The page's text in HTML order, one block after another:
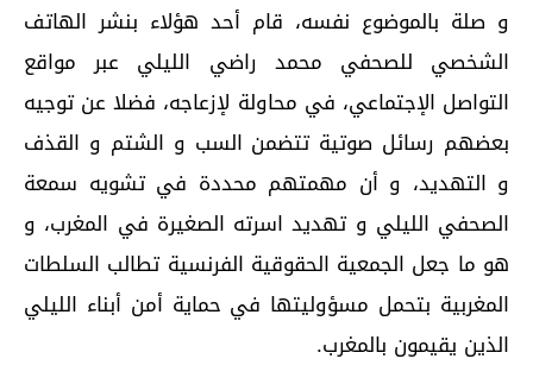
و صلة بالموضوع نفسه، قام أحد هؤلاء بنشر الهاتف
الشخصي للصحفي محمد راضي الليلي عبر مواقع
التواصل الإجتماعي، في محاولة لإزعاجه، فضلا عن توجيه
بعضهم رسائل صوتية تتضمن السب و الشتم و القذف
و التهديد، و أن مهمتهم محددة في تشويه سمعة
الصحفي الليلي و تهديد اسرته الصغيرة في المغرب، و
هو ما جعل الجمعية الحقوقية الفرنسية تطالب السلطات
المغربية بتحمل مسؤوليتها في حماية أمن أبناء الليلي
الذين يقيمون بالمغرب.